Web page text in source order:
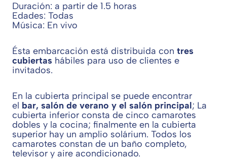
Duración: a partir de 1.5 horas
Edades: Todas
Música: En vivo
Ésta embarcación está distribuida con tres
cubiertas hábiles para uso de clientes e
invitados.
En la cubierta principal se puede encontrar
el bar, salón de verano y el salón principal; La
cubierta inferior consta de cinco camarotes
dobles y la cocina; finalmente en la cubierta
superior hay un amplio solárium. Todos los
camarotes constan de un baño completo,
televisor y aire acondicionado.